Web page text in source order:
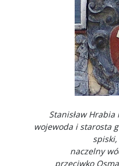
Stanisław
wojewoda i starosta
naczelny
przeciwko